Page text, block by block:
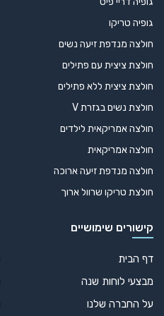
גופיה טריקו
חולצה מנדפת זיעה נשים
חולצת ציצית עם פתילים
חולצת ציצית ללא פתילים
חולצת נשים בגזרת V
חולצה אמריקאית לילדים
חולצה אמריקאית
חולצה מנדפת זיעה ארוכה
חולצת טריקו שרוול ארוך
קישורים שימושיים
דף הבית
מבצעי לוחות שנה
על החברה שלנו